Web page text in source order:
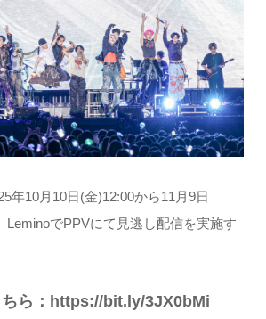
年10月10日(金)12:00から11月9日
LeminoでPPVにて見逃し配信を実施す
ちら：https://bit.ly/3JX0bMi